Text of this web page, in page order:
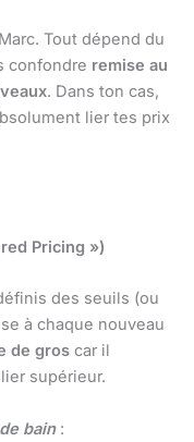
Tout dépend du
confondre remise au
. Dans ton cas,
lier tes prix
Pricing »)
des seuils (ou
à chaque nouveau
de gros car il
supérieur.
bain: